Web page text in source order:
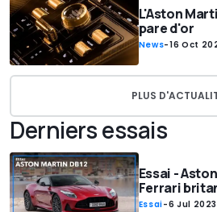
L'Aston
pare d'or
News-16 Oct
PLUS
Derniers essais
Essai -
Ferrari
Essai-6 Jul 2023